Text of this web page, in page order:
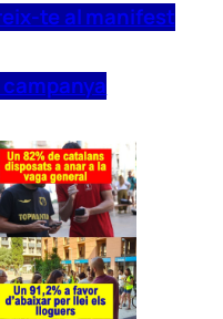
te al manifest